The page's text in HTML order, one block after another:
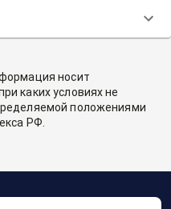
носит
каких условиях не
положениями
РФ.